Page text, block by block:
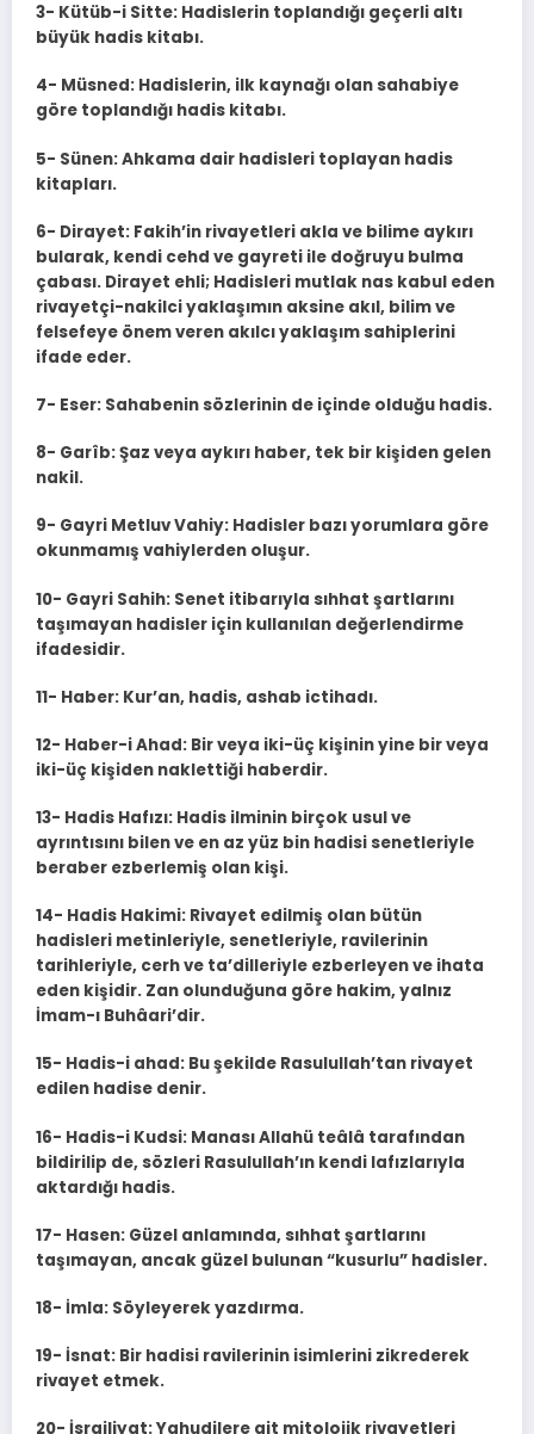
3- Kütüb-i Sitte: Hadislerin toplandığı geçerli altı
büyük hadis kitabı.
4- Müsned: Hadislerin, ilk kaynağı olan sahabiye
göre toplandığı hadis kitabı.
5- Sünen: Ahkama dair hadisleri toplayan hadis
kitapları.
6- Dirayet: Fakih’in rivayetleri akla ve bilime aykırı
bularak, kendi cehd ve gayreti ile doğruyu bulma
çabası. Dirayet ehli; Hadisleri mutlak nas kabul eden
rivayetçi-nakilci yaklaşımın aksine akıl, bilim ve
felsefeye önem veren akılcı yaklaşım sahiplerini
ifade eder.
7- Eser: Sahabenin sözlerinin de içinde olduğu hadis.
8- Garîb: Şaz veya aykırı haber, tek bir kişiden gelen
nakil.
9- Gayri Metluv Vahiy: Hadisler bazı yorumlara göre
okunmamış vahiylerden oluşur.
10- Gayri Sahih: Senet itibarıyla sıhhat şartlarını
taşımayan hadisler için kullanılan değerlendirme
ifadesidir.
11- Haber: Kur’an, hadis, ashab ictihadı.
12- Haber-i Ahad: Bir veya iki-üç kişinin yine bir veya
iki-üç kişiden naklettiği haberdir.
13- Hadis Hafızı: Hadis ilminin birçok usul ve
ayrıntısını bilen ve en az yüz bin hadisi senetleriyle
beraber ezberlemiş olan kişi.
14- Hadis Hakimi: Rivayet edilmiş olan bütün
hadisleri metinleriyle, senetleriyle, ravilerinin
tarihleriyle, cerh ve ta’dilleriyle ezberleyen ve ihata
eden kişidir. Zan olunduğuna göre hakim, yalnız
İmam-ı Buhâari’dir.
15- Hadis-i ahad: Bu şekilde Rasulullah’tan rivayet
edilen hadise denir.
16- Hadis-i Kudsi: Manası Allahü teâlâ tarafından
bildirilip de, sözleri Rasulullah’ın kendi lafızlarıyla
aktardığı hadis.
17- Hasen: Güzel anlamında, sıhhat şartlarını
taşımayan, ancak güzel bulunan “kusurlu” hadisler.
18- İmla: Söyleyerek yazdırma.
19- İsnat: Bir hadisi ravilerinin isimlerini zikrederek
rivayet etmek.
20- İsrailiyat: Yahudilere ait mitolojik rivayetleri